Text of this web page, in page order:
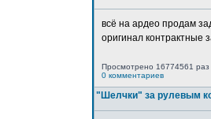
всё на ардео продам
оригинал контрактные
Просмотрено 16774561 раз
0 комментариев
"Шелчки" за рулевым